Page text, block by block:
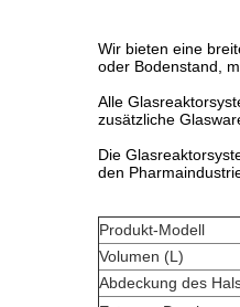
Wir bieten eine
oder Bodenstand,
Alle
zusätzliche
Die
den
Produkt-Modell
Volumen (L)
Abdeckung des